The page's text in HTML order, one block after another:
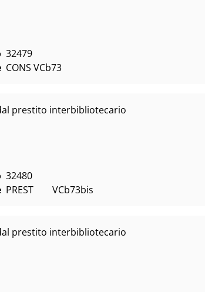
32479
CONS VCb73
prestito interbibliotecario
32480
PREST        VCb73bis
prestito interbibliotecario